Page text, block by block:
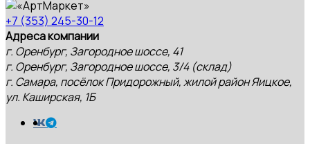
+7 (353) 245-30-12
Адреса компании
г. Оренбург, Загородное шоссе, 41
г. Оренбург, Загородное шоссе, 3/4 (склад)
г. Самара, посёлок Придорожный, жилой район Яицкое,
ул. Каширская, 1Б